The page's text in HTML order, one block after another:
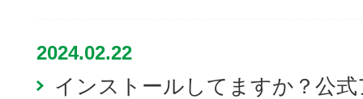
2024.02.22
インストールしてますか？公